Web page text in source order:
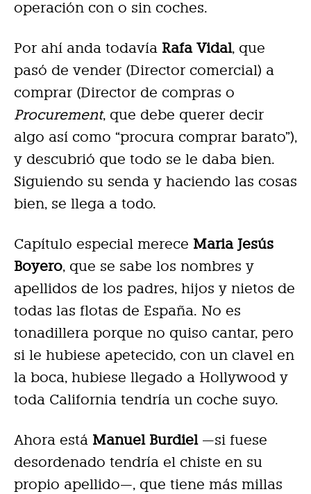
operación con o sin coches.
Por ahí anda todavía Rafa Vidal, que
pasó de vender (Director comercial) a
comprar (Director de compras o
Procurement, que debe querer decir
algo así como “procura comprar barato”),
y descubrió que todo se le daba bien.
Siguiendo su senda y haciendo las cosas
bien, se llega a todo.
Capítulo especial merece Maria Jesús
Boyero, que se sabe los nombres y
apellidos de los padres, hijos y nietos de
todas las flotas de España. No es
tonadillera porque no quiso cantar, pero
si le hubiese apetecido, con un clavel en
la boca, hubiese llegado a Hollywood y
toda California tendría un coche suyo.
Ahora está Manuel Burdiel—si fuese
desordenado tendría el chiste en su
propio apellido—, que tiene más millas